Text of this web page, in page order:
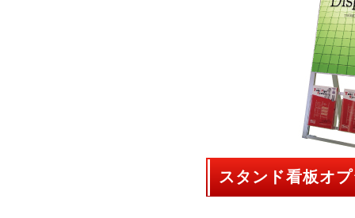
スタンド看板オ